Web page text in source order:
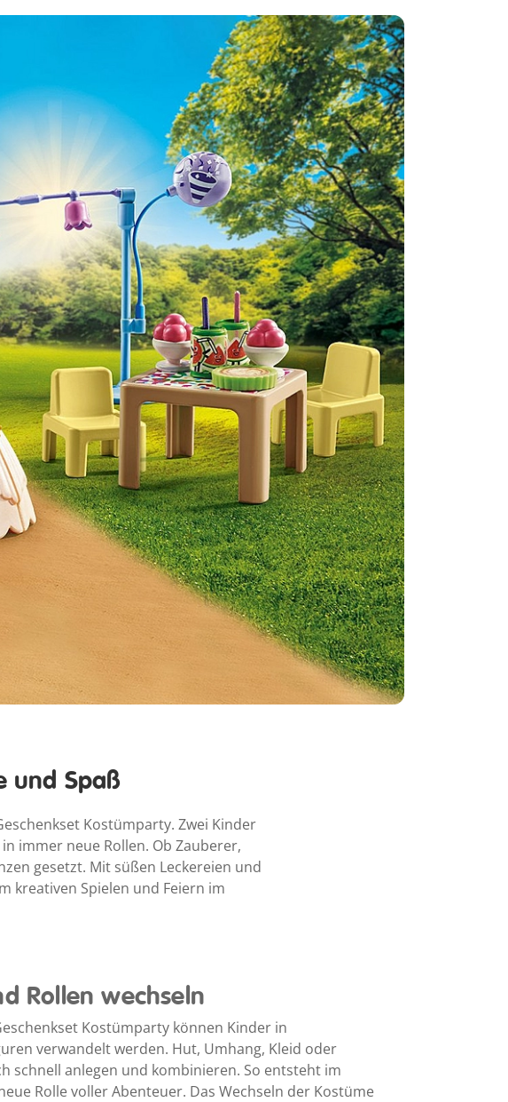
und Spaß
Kostümparty. Zwei Kinder
immer neue Rollen. Ob Zauberer,
gesetzt. Mit süßen Leckereien und
kreativen Spielen und Feiern im
Rollen wechseln
Kostümparty können Kinder in
verwandelt werden. Hut, Umhang, Kleid oder
schnell anlegen und kombinieren. So entsteht im
Rolle voller Abenteuer. Das Wechseln der Kostüme